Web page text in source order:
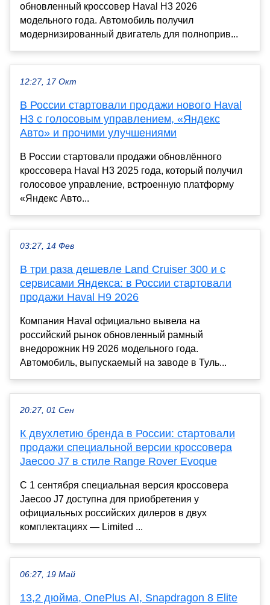
обновленный кроссовер Haval H3 2026
модельного года. Автомобиль получил
модернизированный двигатель для полноприв...
12:27, 17 Окт
В России стартовали продажи нового Haval
H3 с голосовым управлением, «Яндекс
Авто» и прочими улучшениями
В России стартовали продажи обновлённого
кроссовера Haval H3 2025 года, который получил
голосовое управление, встроенную платформу
«Яндекс Авто...
03:27, 14 Фев
В три раза дешевле Land Cruiser 300 и с
сервисами Яндекса: в России стартовали
продажи Haval H9 2026
Компания Haval официально вывела на
российский рынок обновленный рамный
внедорожник H9 2026 модельного года.
Автомобиль, выпускаемый на заводе в Туль...
20:27, 01 Сен
К двухлетию бренда в России: стартовали
продажи специальной версии кроссовера
Jaecoo J7 в стиле Range Rover Evoque
C 1 сентября специальная версия кроссовера
Jaecoo J7 доступна для приобретения у
официальных российских дилеров в двух
комплектациях — Limited ...
06:27, 19 Май
13,2 дюйма, OnePlus AI, Snapdragon 8 Elite